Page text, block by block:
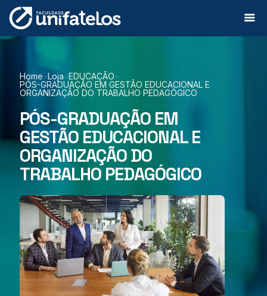
Home>Loja>EDUCAÇÃO>
PÓS-GRADUAÇÃO EM GESTÃO EDUCACIONAL E
ORGANIZAÇÃO DO TRABALHO PEDAGÓGICO
PÓS-GRADUAÇÃO EM
GESTÃO EDUCACIONAL E
ORGANIZAÇÃO DO
TRABALHO PEDAGÓGICO